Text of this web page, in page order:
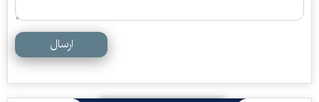
ارسال